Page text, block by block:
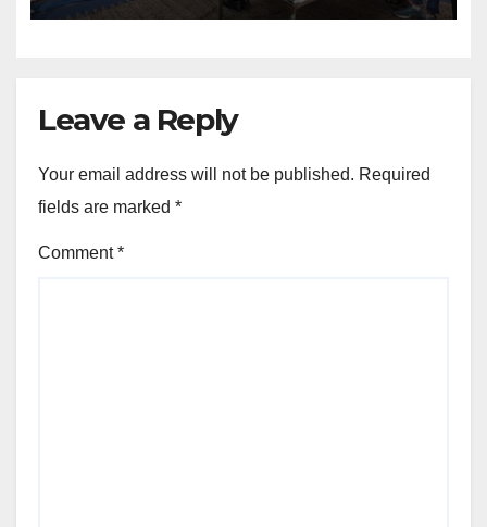
Leave a Reply
Your email address will not be published. Required
fields are marked *
Comment*